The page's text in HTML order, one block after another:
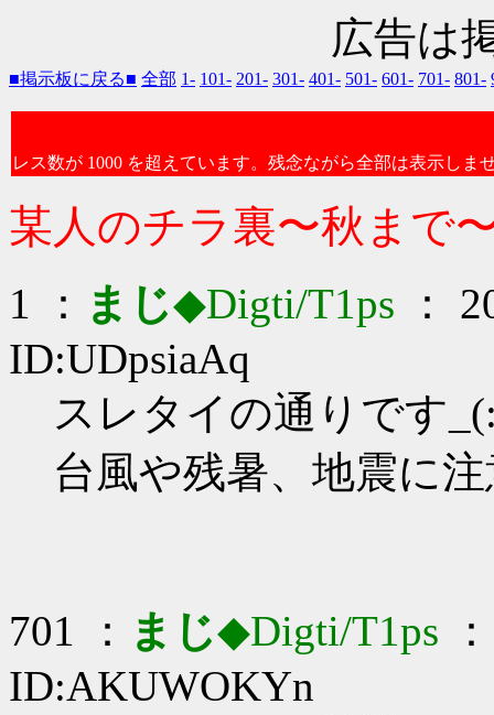
広告は
■掲示板に戻る■ 全部 1- 101- 201- 301- 401- 501- 601- 701- 801-
レス数が 1000 を超えています。残念ながら全部は表示しま
某人のチラ裏〜秋まで
1 ： まじ◆Digti/T1ps ：
ID:UDpsiaAq
スレタイの通りです
台風や残暑、地震に
701 ： まじ◆Digti/T1ps
ID:AKUWOKYn